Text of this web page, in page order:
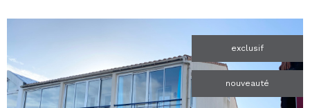
exclusif
nouveauté